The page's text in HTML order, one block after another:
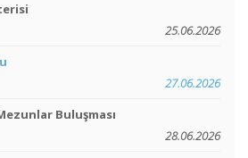
25.06.2026
27.06.2026
Buluşması
28.06.2026